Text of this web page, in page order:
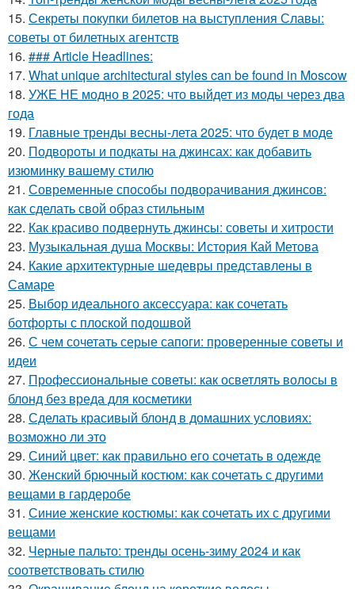
15. Секреты покупки билетов на выступления Славы:
советы от билетных агентств
16. ### Article Headlines:
17. What unique architectural styles can be found in Moscow
18. УЖЕ НЕ модно в 2025: что выйдет из моды через два
года
19. Главные тренды весны-лета 2025: что будет в моде
20. Подвороты и подкаты на джинсах: как добавить
изюминку вашему стилю
21. Современные способы подворачивания джинсов:
как сделать свой образ стильным
22. Как красиво подвернуть джинсы: советы и хитрости
23. Музыкальная душа Москвы: История Кай Метова
24. Какие архитектурные шедевры представлены в
Самаре
25. Выбор идеального аксессуара: как сочетать
ботфорты с плоской подошвой
26. С чем сочетать серые сапоги: проверенные советы и
идеи
27. Профессиональные советы: как осветлять волосы в
блонд без вреда для косметики
28. Сделать красивый блонд в домашних условиях:
возможно ли это
29. Синий цвет: как правильно его сочетать в одежде
30. Женский брючный костюм: как сочетать с другими
вещами в гардеробе
31. Синие женские костюмы: как сочетать их с другими
вещами
32. Черные пальто: тренды осень-зиму 2024 и как
соответствовать стилю